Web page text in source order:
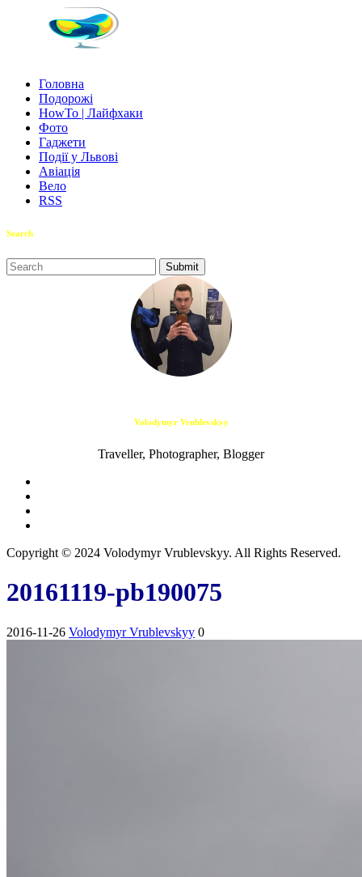
Головна
Подорожі
HowTo | Лайфхаки
Фото
Гаджети
Події у Львові
Авіація
Вело
RSS
Search
Volodymyr Vrublevskyy
Traveller, Photographer, Blogger
Copyright © 2024 Volodymyr Vrublevskyy. All Rights Reserved.
20161119-pb190075
2016-11-26 Volodymyr Vrublevskyy 0